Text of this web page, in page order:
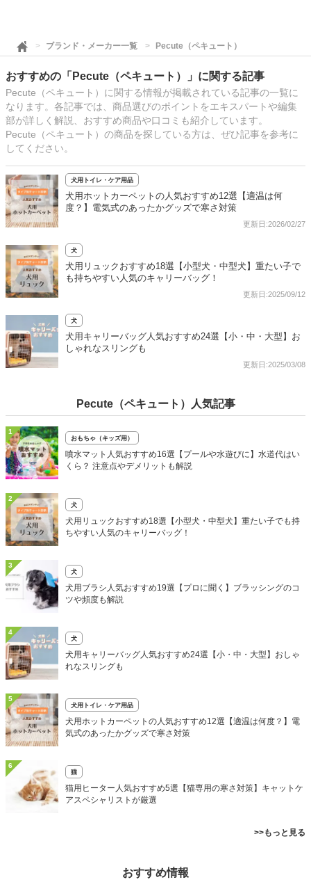
ブランド・メーカー一覧 Pecute（ペキュート）
おすすめの「Pecute（ペキュート）」に関する記事
Pecute（ペキュート）に関する情報が掲載されている記事の一覧に
なります。各記事では、商品選びのポイントをエキスパートや編集
部が詳しく解説、おすすめ商品や口コミも紹介しています。
Pecute（ペキュート）の商品を探している方は、ぜひ記事を参考に
してください。
犬用トイレ・ケア用品
犬用ホットカーペットの人気おすすめ12選【適温は何
度？】電気式のあったかグッズで寒さ対策
更新日:2026/02/27
犬
犬用リュックおすすめ18選【小型犬・中型犬】重たい子で
も持ちやすい人気のキャリーバッグ！
更新日:2025/09/12
犬
犬用キャリーバッグ人気おすすめ24選【小・中・大型】お
しゃれなスリングも
更新日:2025/03/08
Pecute（ペキュート）人気記事
1
おもちゃ（キッズ用）
噴水マット人気おすすめ16選【プールや水遊びに】水道代はい
くら？ 注意点やデメリットも解説
2
犬
犬用リュックおすすめ18選【小型犬・中型犬】重たい子でも持
ちやすい人気のキャリーバッグ！
3
犬
犬用ブラシ人気おすすめ19選【プロに聞く】ブラッシングのコ
ツや頻度も解説
4
犬
犬用キャリーバッグ人気おすすめ24選【小・中・大型】おしゃ
れなスリングも
5
犬用トイレ・ケア用品
犬用ホットカーペットの人気おすすめ12選【適温は何度？】電
気式のあったかグッズで寒さ対策
6
猫
猫用ヒーター人気おすすめ5選【猫専用の寒さ対策】キャットケ
アスペシャリストが厳選
>>もっと見る
おすすめ情報